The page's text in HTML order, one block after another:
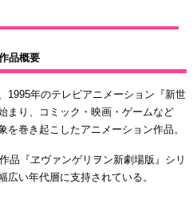
品概要
1995年のテレビアニメーション『新世
まり、コミック・映画・ゲームなど
巻き起こしたアニメーション作品。
品『ヱヴァンゲリヲン新劇場版』シリ
広い年代層に支持されている。